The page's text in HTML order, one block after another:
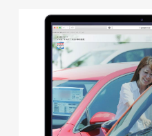
株式会社三共様 さんきょちゃ
んぬいぐるみ